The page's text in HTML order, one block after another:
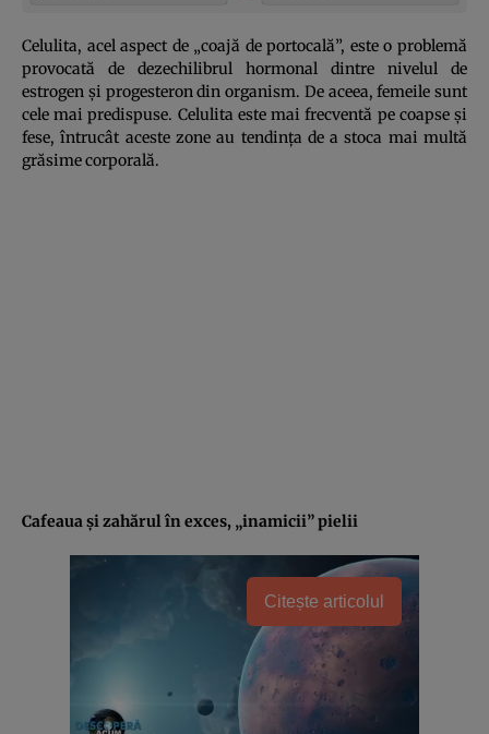
Celulita, acel aspect de „coajă de portocală”, este o problemă
provocată de dezechilibrul hormonal dintre nivelul de
estrogen şi progesteron din organism. De aceea, femeile sunt
cele mai predispuse. Celulita este mai frecventă pe coapse şi
fese, întrucât aceste zone au tendinţa de a stoca mai multă
grăsime corporală.
Cafeaua şi zahărul în exces, „inamicii” pielii
Citește articolul